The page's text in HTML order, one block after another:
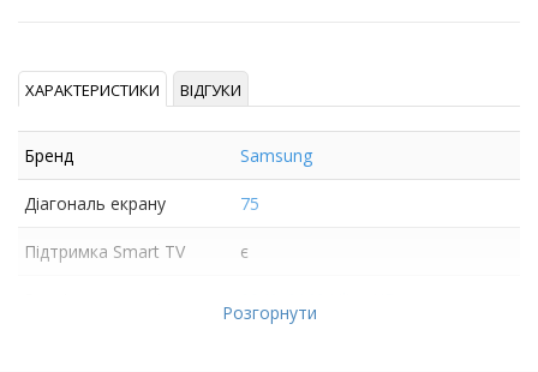
ХАРАКТЕРИСТИКИ ВІДГУКИ
Бренд Samsung
Діагональ екрану 75
Підтримка Smart TV є
Розгорнути